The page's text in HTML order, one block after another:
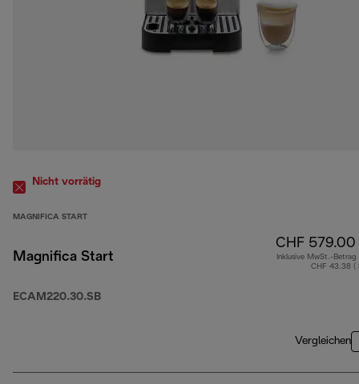
Nicht vorrätig
MAGNIFICA START
Magnifica Start
ECAM220.30.SB
CHF 579.00
Inklusive MwSt.-Betrag
CHF 43.38 (
Vergleichen